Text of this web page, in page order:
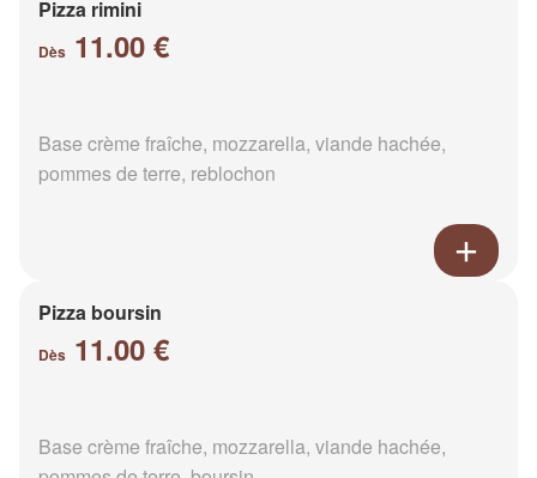
Pizza rimini
Dès 11.00 €
Base crème fraîche, mozzarella, viande hachée,
pommes de terre, reblochon
Pizza boursin
Dès 11.00 €
Base crème fraîche, mozzarella, viande hachée,